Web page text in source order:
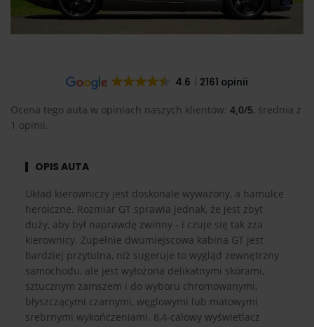
4.6 2161 opinii
Ocena tego auta w opiniach naszych klientów: 4,0/5, średnia z
1 opinii.
OPIS AUTA
Układ kierowniczy jest doskonale wyważony, a hamulce
heroiczne. Rozmiar GT sprawia jednak, że jest zbyt
duży, aby był naprawdę zwinny - i czuje się tak zza
kierownicy. Zupełnie dwumiejscowa kabina GT jest
bardziej przytulna, niż sugeruje to wygląd zewnętrzny
samochodu, ale jest wyłożona delikatnymi skórami,
sztucznym zamszem i do wyboru chromowanymi,
błyszczącymi czarnymi, węglowymi lub matowymi
srebrnymi wykończeniami. 8,4-calowy wyświetlacz